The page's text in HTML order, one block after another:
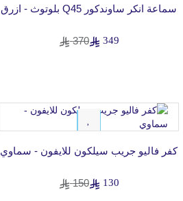
سماعة انكر ساوندكور Q45 بلوتوث - ازرق
349
370
13%
كفر فاليو جريب سيلكون للايفون - سماوي
130
150